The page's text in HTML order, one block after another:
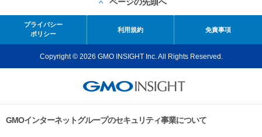
プライバシー
ポリシー
利用規約 免責事項
Copyright © 2026 GMO INSIGHT Inc. All Rights Reserved.
GMOインターネットグループのセキュリティ事業について